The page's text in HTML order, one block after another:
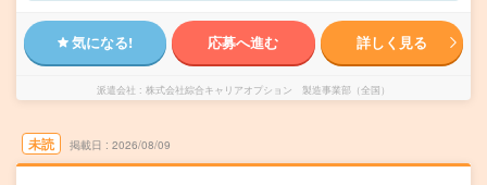
気になる! 応募へ進む 詳しく見る
派遣会社 株式会社綜合キャリアオプション 製造事業部（全国）
未読 掲載日 2026/08/09